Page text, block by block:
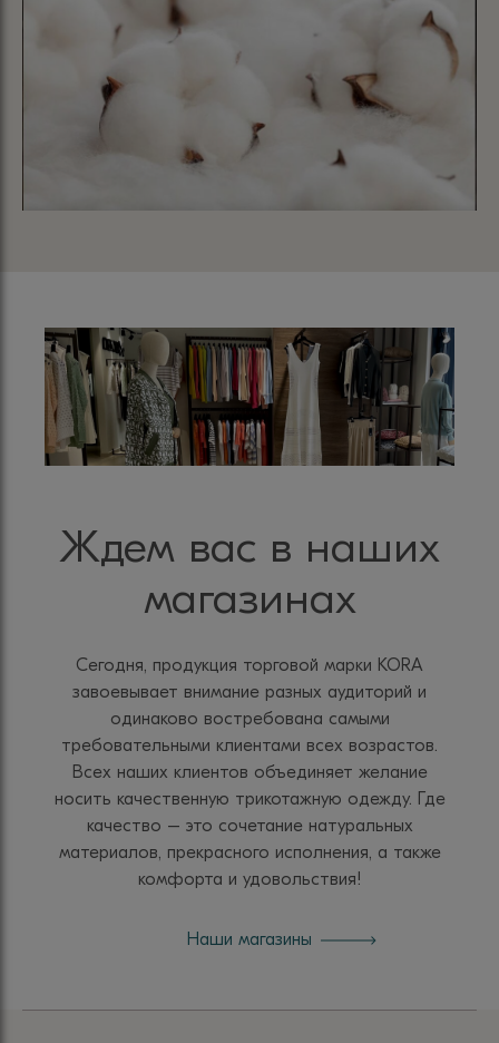
Ждем вас в наших
магазинах
Сегодня, продукция торговой марки KORA
завоевывает внимание разных аудиторий и
одинаково востребована самыми
требовательными клиентами всех возрастов.
Всех наших клиентов объединяет желание
носить качественную трикотажную одежду. Где
качество – это сочетание натуральных
материалов, прекрасного исполнения, а также
комфорта и удовольствия!
Наши магазины